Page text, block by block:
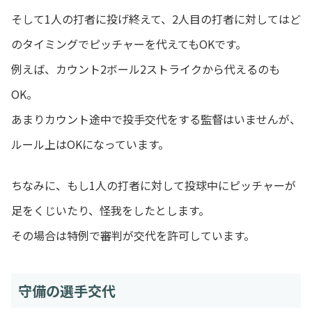
そして1人の打者に投げ終えて、2人目の打者に対してはど
のタイミングでピッチャーを代えてもOKです。
例えば、カウント2ボール2ストライクから代えるのも
OK。
あまりカウント途中で投手交代をする監督はいませんが、
ルール上はOKになっています。
ちなみに、もし1人の打者に対して投球中にピッチャーが
足をくじいたり、怪我をしたとします。
その場合は特例で審判が交代を許可しています。
守備の選手交代